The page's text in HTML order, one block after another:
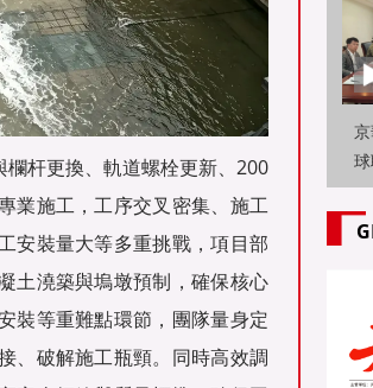
杆更換、軌道螺栓更新、200
業施工，工序交叉密集、施工
安裝量大等多重挑戰，項目部
土澆築與塢墩預制，確保核心
裝等重難點環節，團隊量身定
、破解施工瓶頸。同時高效調